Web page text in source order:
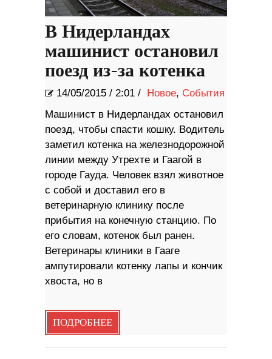
В Нидерландах
машинист остановил
поезд из-за котенка
14/05/2015 / 2:01 / Новое, События
Машинист в Нидерландах остановил
поезд, чтобы спасти кошку. Водитель
заметил котенка на железнодорожной
линии между Утрехте и Гаагой в
городе Гауда. Человек взял животное
с собой и доставил его в
ветеринарную клинику после
прибытия на конечную станцию. По
его словам, котенок был ранен.
Ветеринары клиники в Гааге
ампутировали котенку лапы и кончик
хвоста, но в
ПОДРОБНЕЕ